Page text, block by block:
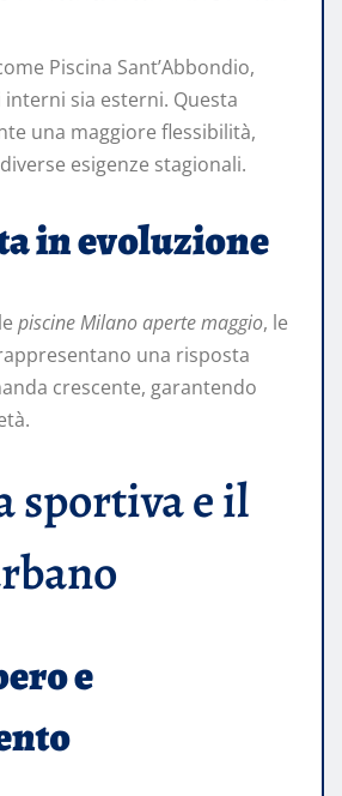
Piscina Sant’Abbondio,
sia esterni. Questa
una maggiore flessibilità,
esigenze stagionali.
in evoluzione
piscine Milano aperte maggio, le
una risposta
crescente, garantendo
sportiva e il
e